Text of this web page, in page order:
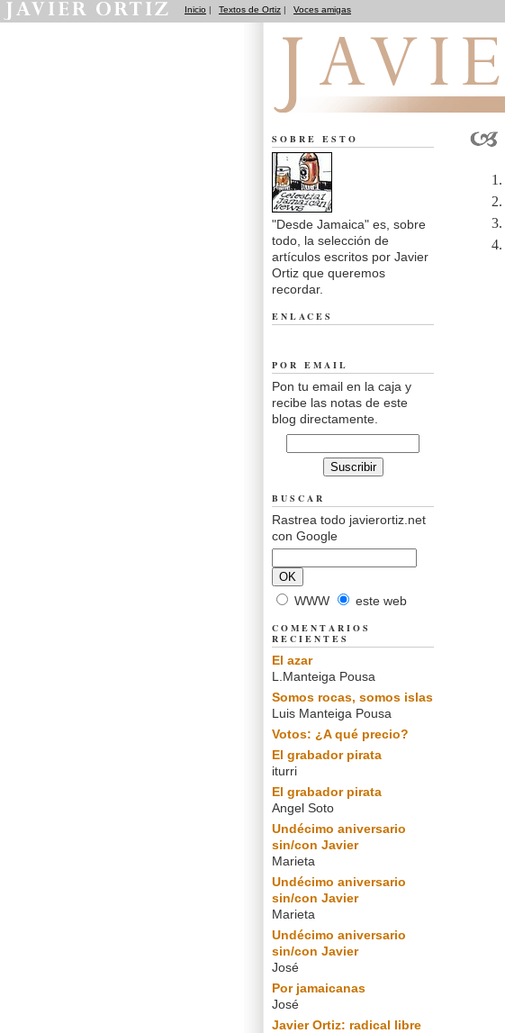
Inicio | Textos de Ortiz | Voces amigas
SOBRE ESTO
"Desde Jamaica" es, sobre
todo, la selección de
artículos escritos por Javier
Ortiz que queremos
recordar.
ENLACES
POR EMAIL
Pon tu email en la caja y
recibe las notas de este
blog directamente.
BUSCAR
Rastrea todo javierortiz.net
con Google
WWW este web
COMENTARIOS
RECIENTES
El azar
L.Manteiga Pousa
Somos rocas, somos islas
Luis Manteiga Pousa
Votos: ¿A qué precio?
El grabador pirata
iturri
El grabador pirata
Angel Soto
Undécimo aniversario
sin/con Javier
Marieta
Undécimo aniversario
sin/con Javier
Marieta
Undécimo aniversario
sin/con Javier
José
Por jamaicanas
José
Javier Ortiz: radical libre